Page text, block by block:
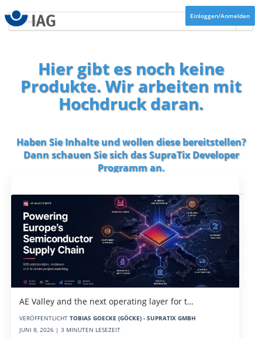
Einloggen/Anmelden
Hier gibt es noch keine
Produkte. Wir arbeiten mit
Hochdruck daran.
Haben Sie Inhalte und wollen diese bereitstellen?
Dann schauen Sie sich dasSupraTix Developer
Programman.
AE Valley and the next operating layer for t…
VERÖFFENTLICHT TOBIAS GOECKE (GÖCKE) - SUPRATIX GMBH
JUNI 8, 2026 | 3 MINUTEN LESEZEIT